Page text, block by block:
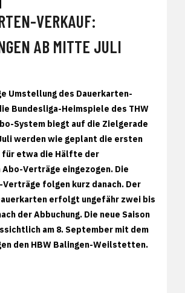
VERKAUF:
AB MITTE JULI
Umstellung des Dauerkarten-
Bundesliga-Heimspiele des THW
System biegt auf die Zielgerade
werden wie geplant die ersten
etwa die Hälfte der
Verträge eingezogen. Die
folgen kurz danach. Der
erfolgt ungefähr zwei bis
der Abbuchung. Die neue Saison
am 8. September mit dem
den HBW Balingen-Weilstetten.